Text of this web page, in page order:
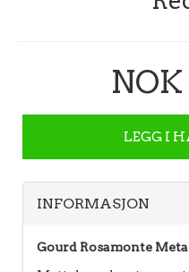
LEGG I
INFORMASJON
Gourd Rosamonte